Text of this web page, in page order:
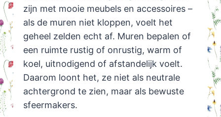
zijn met mooie meubels en accessoires –
als de muren niet kloppen, voelt het
geheel zelden echt af. Muren bepalen of
een ruimte rustig of onrustig, warm of
koel, uitnodigend of afstandelijk voelt.
Daarom loont het, ze niet als neutrale
achtergrond te zien, maar als bewuste
sfeermakers.